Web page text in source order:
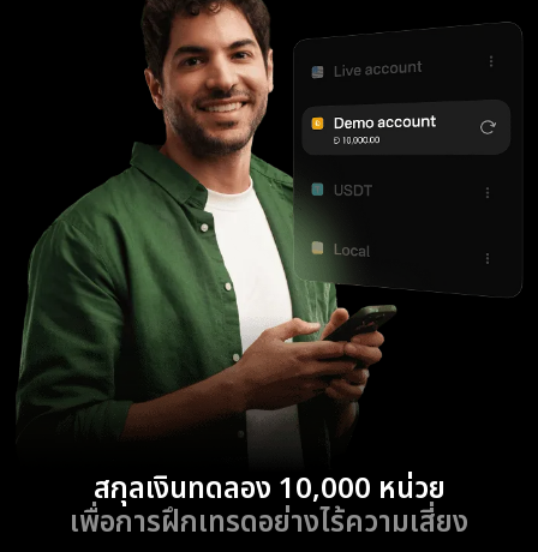
สกุลเงินทดลอง 10,000 หน่วย
เพื่อการฝึกเทรดอย่างไร้ความเสี่ยง